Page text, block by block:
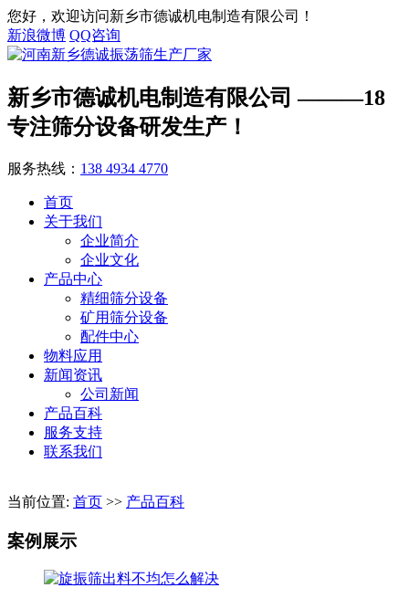
您好，欢迎访问新乡市德诚机电制造有限公司！
新浪微博 QQ咨询
新乡市德诚机电制造有限公司 ———18
专注筛分设备研发生产！
服务热线： 138 4934 4770
首页
关于我们
企业简介
企业文化
产品中心
精细筛分设备
矿用筛分设备
配件中心
物料应用
新闻资讯
公司新闻
产品百科
服务支持
联系我们
当前位置: 首页 >> 产品百科
案例展示